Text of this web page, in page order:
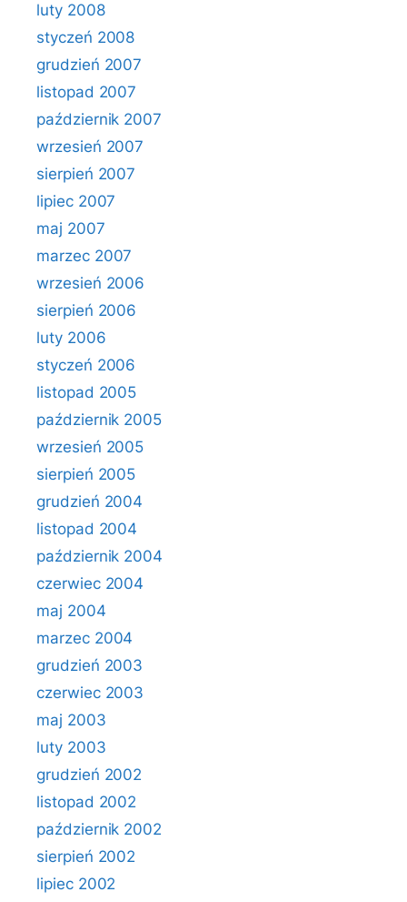
luty 2008
styczeń 2008
grudzień 2007
listopad 2007
październik 2007
wrzesień 2007
sierpień 2007
lipiec 2007
maj 2007
marzec 2007
wrzesień 2006
sierpień 2006
luty 2006
styczeń 2006
listopad 2005
październik 2005
wrzesień 2005
sierpień 2005
grudzień 2004
listopad 2004
październik 2004
czerwiec 2004
maj 2004
marzec 2004
grudzień 2003
czerwiec 2003
maj 2003
luty 2003
grudzień 2002
listopad 2002
październik 2002
sierpień 2002
lipiec 2002